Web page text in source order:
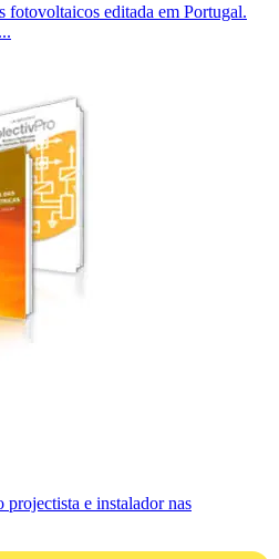
fotovoltaicos editada em Portugal.
projectista e instalador nas